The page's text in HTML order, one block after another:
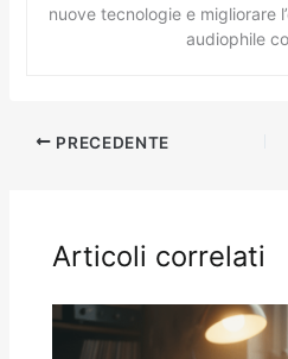
nuove tecnologie e migliorare
audiophile
PRECEDENTE
Articoli correlati